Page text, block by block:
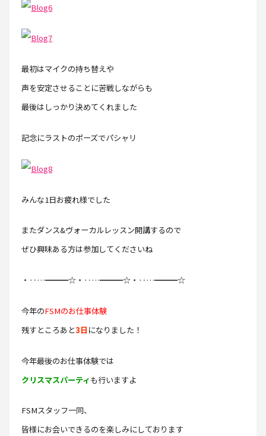
最初はマイクの持ち替えや
声を安定させることに苦戦しながらも
最後はしっかり決めてくれました
記念にラストのポーズでパシャリ
みんな1日お疲れ様でした
またダンス&ヴォーカルレッスン開講するので
ぜひ興味ある方は参加してくださいね
・‥…━━━☆・‥…━━━☆・‥…━━━☆
今年のFSMのお仕事体験
残すところあと3日 になりました！
今年最後のお仕事体験では
クリスマスパーティも行いますよ
FSMスタッフ一同、
皆様にお会いできるのを楽しみにしております